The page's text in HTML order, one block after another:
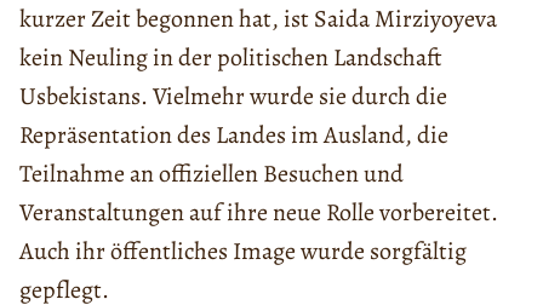
kurzer Zeit begonnen hat, ist Saida Mirziyoyeva
kein Neuling in der politischen Landschaft
Usbekistans. Vielmehr wurde sie durch die
Repräsentation des Landes im Ausland, die
Teilnahme an offiziellen Besuchen und
Veranstaltungen auf ihre neue Rolle vorbereitet.
Auch ihr öffentliches Image wurde sorgfältig
gepflegt.